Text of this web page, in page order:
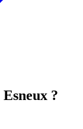
Esneux ?